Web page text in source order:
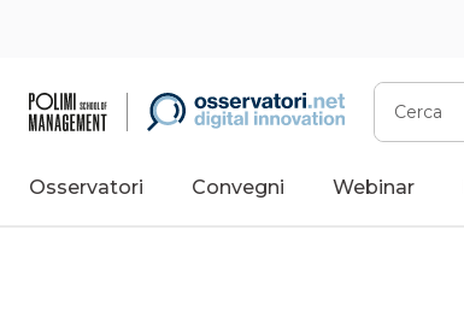
Cerca
Osservatori Convegni Webinar